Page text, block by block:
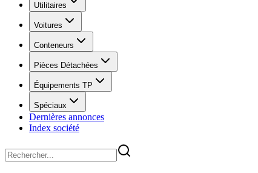
Utilitaires
Voitures
Conteneurs
Pièces Détachées
Équipements TP
Spéciaux
Dernières annonces
Index société